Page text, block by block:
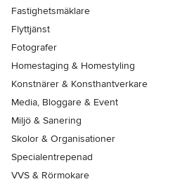
Fastighetsmäklare
Flyttjänst
Fotografer
Homestaging & Homestyling
Konstnärer & Konsthantverkare
Media, Bloggare & Event
Miljö & Sanering
Skolor & Organisationer
Specialentrepenad
VVS & Rörmokare